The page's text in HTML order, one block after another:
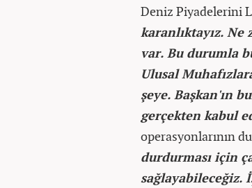
Deniz Piyadelerini
karanlıktayız.
var. Bu durumla
Ulusal
şeye. Başkan'ın
gerçekten kabul
operasyonlarının
durdurması için
sağlayabileceğiz.